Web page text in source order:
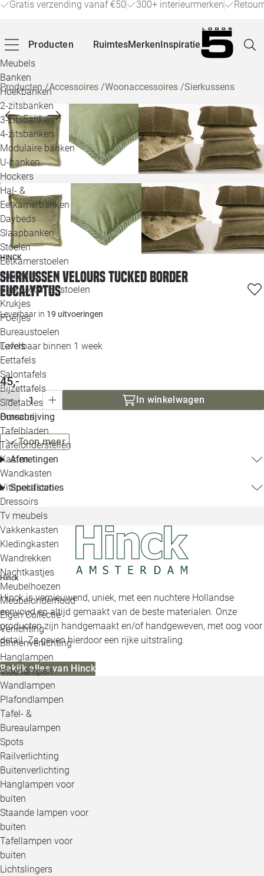
Gratis verzending vanaf €50 300+ interieurmerken
Producten
Meubels
Banken
Hoekbanken
2-zitsbanken
3-zitsbanken
4-zitsbanken
Modulaire banken
U-banken
Hockers
Hal- &
Eetkamerbanken
Daybeds
Slaapbanken
Stoelen
Eetkamerstoelen
Fauteuils
Barkrukken & -stoelen
Krukjes
Poefjes
Bureaustoelen
Tafels
Eettafels
Salontafels
Bijzettafels
Sidetables
Bureaus
Tafelbladen
Tafelonderstellen
Kasten
Wandkasten
Vitrinekasten
Dressoirs
Tv meubels
Vakkenkasten
Kledingkasten
Wandrekken
Nachtkastjes
Meubelhoezen
Meubelonderhoud
Eigen Collectie
Verlichting
Binnenverlichting
Hanglampen
Vloerlampen
Wandlampen
Plafondlampen
Tafel- &
Bureaulampen
Spots
Railverlichting
Buitenverlichting
Hanglampen voor
buiten
Staande lampen voor
buiten
Tafellampen voor
buiten
Lichtslingers
RuimtesMerkenInspiratie
Producten/Accessoires /Woonaccessoires /Sierkussens
HINCK
Sierkussen velours tucked border
eucalyptus
Leverbaar in 19 uitvoeringen
Leverbaar binnen 1 week
45,-
In winkelwagen
Omschrijving
Toon meer
Afmetingen
Specificaties
Hinck
Hinck is vernieuwend, uniek, met een nuchtere Hollandse
eenvoud en altijd gemaakt van de beste materialen. Onze
producten zijn handgemaakt en/of handgeweven, met oog voor
detail. Ze geven hierdoor een rijke uitstraling.
Bekijk alles van Hinck